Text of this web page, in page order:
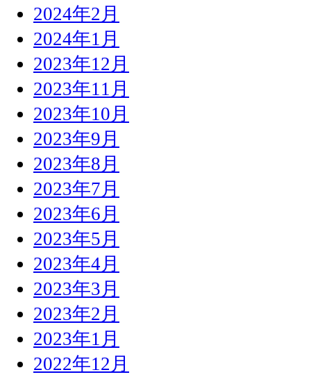
2024年2月
2024年1月
2023年12月
2023年11月
2023年10月
2023年9月
2023年8月
2023年7月
2023年6月
2023年5月
2023年4月
2023年3月
2023年2月
2023年1月
2022年12月